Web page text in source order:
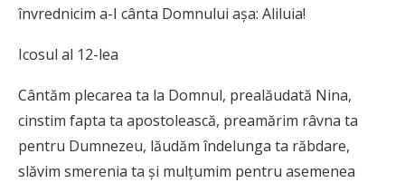
învrednicim a-I cânta Domnului așa: Aliluia!
Icosul al 12-lea
Cântăm plecarea ta la Domnul, prealăudată Nina,
cinstim fapta ta apostolească, preamărim râvna ta
pentru Dumnezeu, lăudăm îndelunga ta răbdare,
slăvim smerenia ta și mulțumim pentru asemenea